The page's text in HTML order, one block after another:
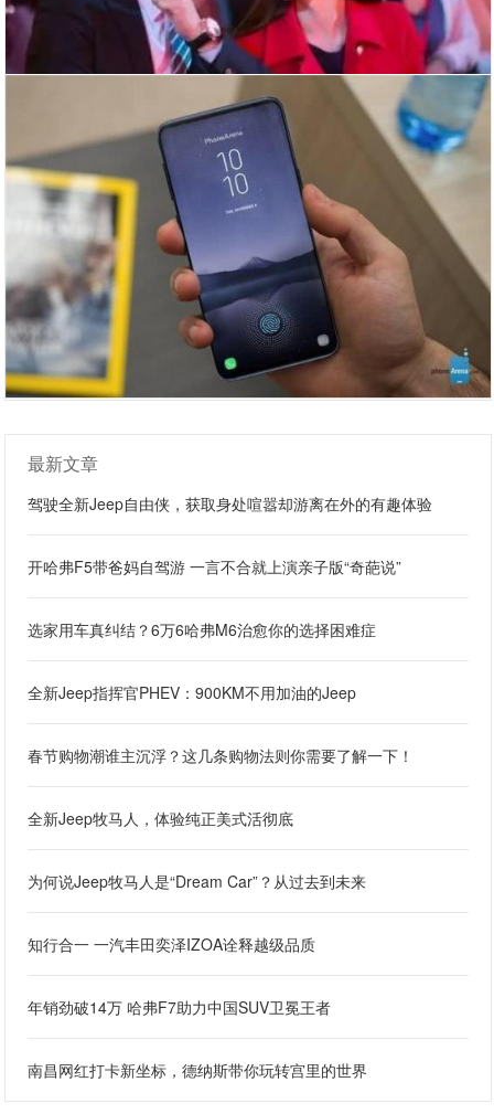
最新文章
驾驶全新Jeep自由侠，获取身处喧嚣却游离在外的有趣体验
开哈弗F5带爸妈自驾游 一言不合就上演亲子版“奇葩说”
选家用车真纠结？6万6哈弗M6治愈你的选择困难症
全新Jeep指挥官PHEV：900KM不用加油的Jeep
春节购物潮谁主沉浮？这几条购物法则你需要了解一下！
全新Jeep牧马人，体验纯正美式活彻底
为何说Jeep牧马人是“Dream Car”？从过去到未来
知行合一 一汽丰田奕泽IZOA诠释越级品质
年销劲破14万 哈弗F7助力中国SUV卫冕王者
南昌网红打卡新坐标，德纳斯带你玩转宫里的世界